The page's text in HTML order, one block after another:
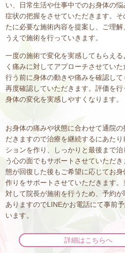
い、日常生活や仕事中でのお身体の
症状の把握をさせていただきます。
たに必要な施術内容を提案し、ご理解
うえで施術を行っていきます。
一度の施術で変化を実感してもらえ
く痛みに対してアプローチさせてい
行う前に身体の動きや痛みを確認して
再度確認していただきます。評価を
身体の変化を実感しやすくなります。
お身体の痛みや状態に合わせて通院の
だきますので治療を継続するにあた
ションを作り、しっかりと最後まで治
う心の面でもサポートさせていただ
態が回復した後もご希望に応じてお
作りをサポートさせていただきます。
対して院長が施術を行うため、予約
ありますのでLINEかお電話にて事前
います。
詳細はこちらへ